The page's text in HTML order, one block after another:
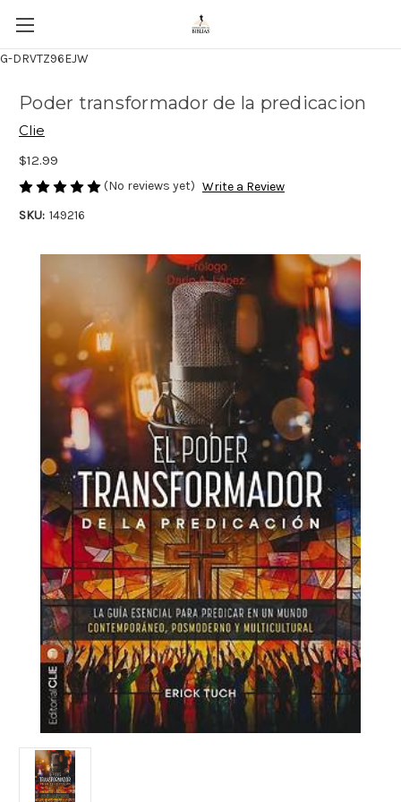
G-DRVTZ96EJW
Poder transformador de la predicacion
Clie
$12.99
(No reviews yet) Write a Review
SKU: 149216